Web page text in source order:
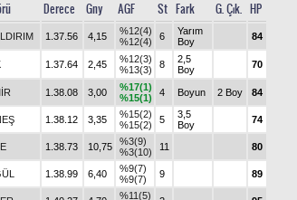
Derece Gny AGF St Fark G. Çık. HP
1.37.56 4,15
%12(4)
%12(4)
6
Yarım
Boy
84
1.37.64 2,45
%12(3)
%13(3)
8
2,5
Boy
70
1.38.08 3,00
%17(1)
%15(1)
4 Boyun 2 Boy 84
1.38.12 3,35
%15(2)
%15(2)
5
3,5
Boy
74
1.38.73 10,75
%3(9)
%3(10)
11 80
1.38.99 6,40
%9(7)
%9(7)
9 89
%11(5)